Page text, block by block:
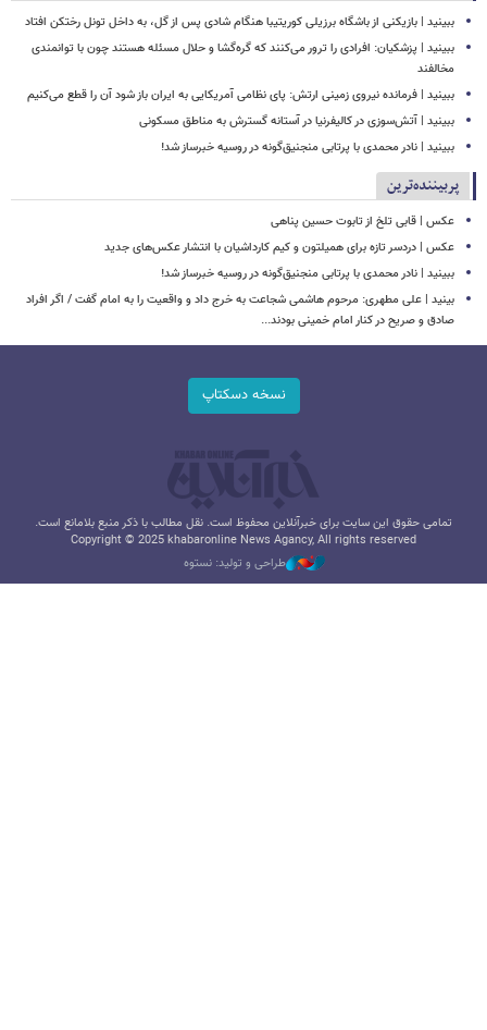
ببینید | بازیکنی از باشگاه برزیلی کوریتیبا هنگام شادی پس از گل، به داخل تونل رختکن افتاد
ببینید | پزشکیان: افرادی را ترور می‌کنند که گره‌گشا و حلال مسئله هستند چون با توانمندی
مخالفند
ببینید | فرمانده نیروی زمینی ارتش: پای نظامی آمریکایی به ایران باز شود آن را قطع می‌کنیم
ببینید | آتش‌سوزی در کالیفرنیا در آستانه گسترش به مناطق مسکونی
ببینید | نادر محمدی با پرتابی منجنیق‌گونه در روسیه خبرساز شد!
پربیننده‌ترین
عکس | قابی تلخ از تابوت حسین پناهی
عکس | دردسر تازه برای همیلتون و کیم کارداشیان با انتشار عکس‌های جدید
ببینید | نادر محمدی با پرتابی منجنیق‌گونه در روسیه خبرساز شد!
بینید | علی مطهری: مرحوم هاشمی شجاعت به خرج داد و واقعیت را به امام گفت / اگر افراد
صادق و صریح در کنار امام خمینی بودند...
نسخه دسکتاپ
تمامی حقوق این سایت برای خبرآنلاین محفوظ است. نقل مطالب با ذکر منبع بلامانع است.
Copyright © 2025 khabaronline News Agancy, All rights reserved
طراحی و تولید: نستوه